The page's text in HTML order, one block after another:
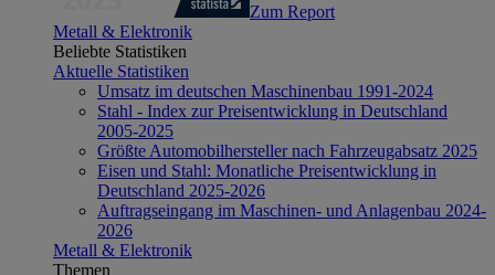
Zum Report
Metall & Elektronik
Beliebte Statistiken
Aktuelle Statistiken
Umsatz im deutschen Maschinenbau 1991-2024
Stahl - Index zur Preisentwicklung in Deutschland
2005-2025
Größte Automobilhersteller nach Fahrzeugabsatz 2025
Eisen und Stahl: Monatliche Preisentwicklung in
Deutschland 2025-2026
Auftragseingang im Maschinen- und Anlagenbau 2024-
2026
Metall & Elektronik
Themen